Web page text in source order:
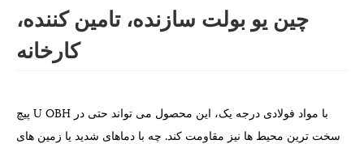
چین یو بولت سازنده، تامین کننده،
کارخانه
پیچ U OBH با مواد فولادی درجه یک، این محصول می تواند حتی در
سخت ترین محیط ها نیز مقاومت کند. چه با دماهای شدید یا زمین های